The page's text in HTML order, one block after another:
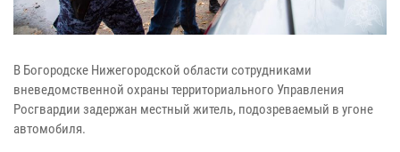
В Богородске Нижегородской области сотрудниками
вневедомственной охраны территориального Управления
Росгвардии задержан местный житель, подозреваемый в угоне
автомобиля.